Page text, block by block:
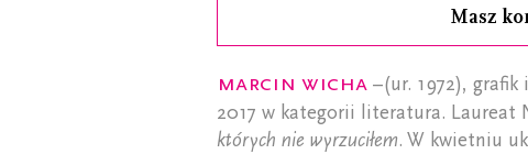
Masz
Marcin Wicha–(ur. 1972), grafik
2017 w kategorii literatura. Laureat
których nie wyrzuciłem. W kwietniu